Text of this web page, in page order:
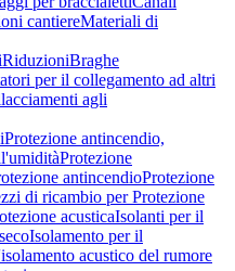
cantiereMateriali di
RiduzioniBraghe
per il collegamento ad altri
agli
Protezione antincendio,
Protezione
antincendioProtezione
di ricambio per Protezione
acusticaIsolanti per il
Isolamento per il
acustico del rumore